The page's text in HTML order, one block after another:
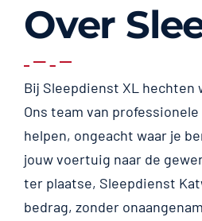
Over
Bij Sleepdienst XL hechten
Ons team van
helpen, ongeacht waar je
jouw voertuig naar de
ter plaatse, Sleepdienst
bedrag, zonder